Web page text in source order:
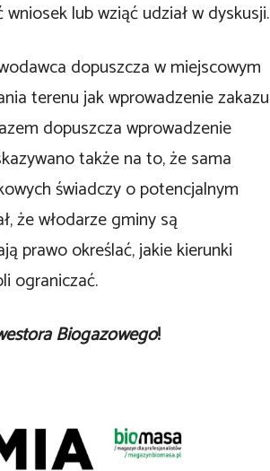
lub wziąć udział w dyskusji.
dopuszcza w miejscowym
terenu jak wprowadzenie zakazu
dopuszcza wprowadzenie
także na to, że sama
świadczy o potencjalnym
że włodarze gminy są
prawo określać, jakie kierunki
ograniczać.
Biogazowego!